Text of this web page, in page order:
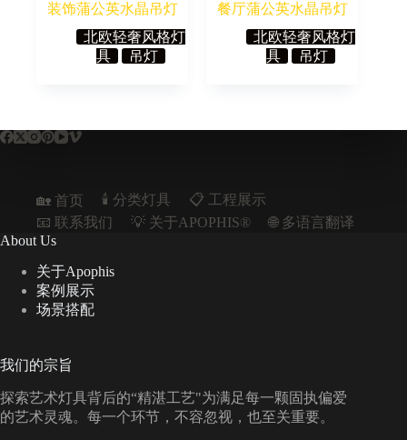
装饰蒲公英水晶吊灯
北欧轻奢风格灯
具
吊灯
餐厅蒲公英水晶吊灯
北欧轻奢风格灯
具
吊灯
🏡 首页 🕯️ 分类灯具
📋︎ 工程展示
📧 联系我们
💡 关于APOPHIS®
🌐 多语言翻译
About Us
关于Apophis
案例展示
场景搭配
我们的宗旨
探索艺术灯具背后的“精湛工艺"为满足每一颗固执偏爱
的艺术灵魂。每一个环节，不容忽视，也至关重要。